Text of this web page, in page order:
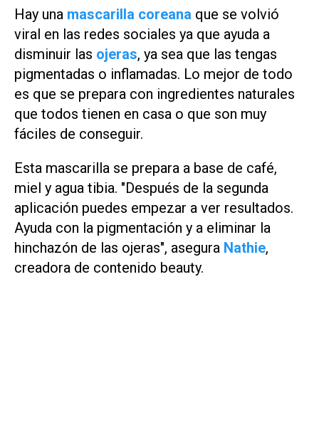
Hay una mascarilla coreana que se volvió
viral en las redes sociales ya que ayuda a
disminuir las ojeras, ya sea que las tengas
pigmentadas o inflamadas. Lo mejor de todo
es que se prepara con ingredientes naturales
que todos tienen en casa o que son muy
fáciles de conseguir.
Esta mascarilla se prepara a base de café,
miel y agua tibia. "Después de la segunda
aplicación puedes empezar a ver resultados.
Ayuda con la pigmentación y a eliminar la
hinchazón de las ojeras", asegura Nathie,
creadora de contenido beauty.